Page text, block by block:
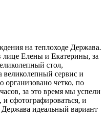
на теплоходе Держава.
Елены и Екатерины, за
стол,
великолепный сервис и
четко, по
за это время мы успели
и сфотографироваться, и
идеальный вариант